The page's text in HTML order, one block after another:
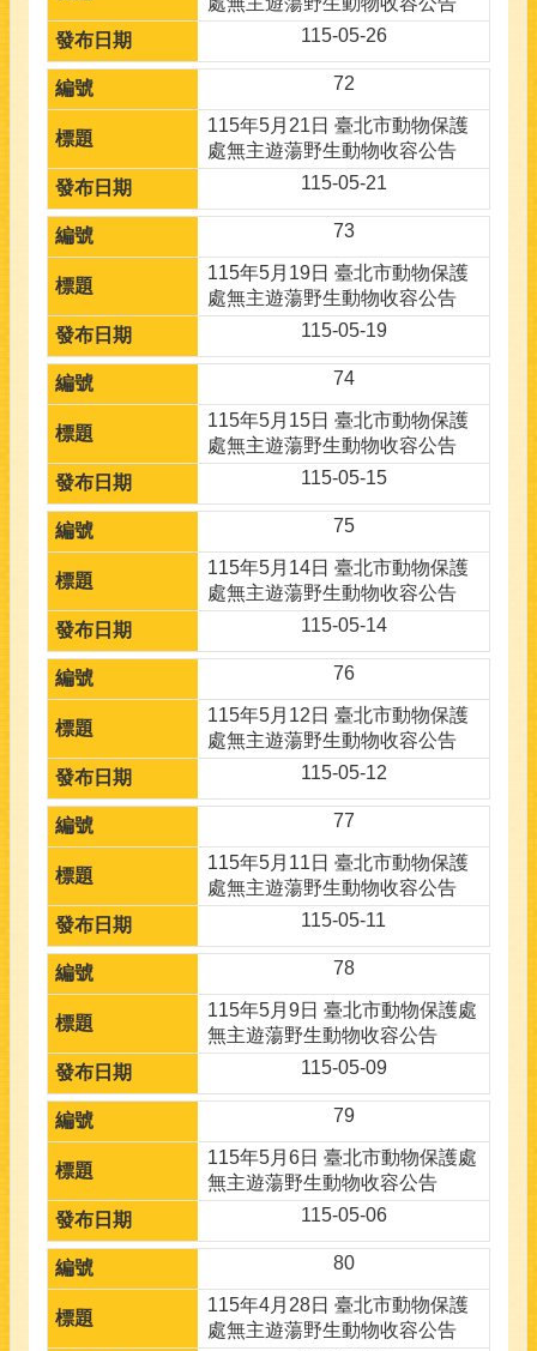
115-05-26
72
115年5月21日 臺北市動物保護
處無主遊蕩野生動物收容公告
115-05-21
73
115年5月19日 臺北市動物保護
處無主遊蕩野生動物收容公告
115-05-19
74
115年5月15日 臺北市動物保護
處無主遊蕩野生動物收容公告
115-05-15
75
115年5月14日 臺北市動物保護
處無主遊蕩野生動物收容公告
115-05-14
76
115年5月12日 臺北市動物保護
處無主遊蕩野生動物收容公告
115-05-12
77
115年5月11日 臺北市動物保護
處無主遊蕩野生動物收容公告
115-05-11
78
115年5月9日 臺北市動物保護處
無主遊蕩野生動物收容公告
115-05-09
79
115年5月6日 臺北市動物保護處
無主遊蕩野生動物收容公告
115-05-06
80
115年4月28日 臺北市動物保護
處無主遊蕩野生動物收容公告